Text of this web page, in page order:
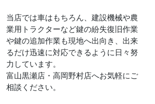
当店では車はもちろん、建設機械や農
業用トラクターなど鍵の紛失復旧作業
や鍵の追加作業も現地へ出向き、出来
るだけ迅速に対応できるように日々努
力しています。
富山黒瀬店・高岡野村店へお気軽にご
相談ください。